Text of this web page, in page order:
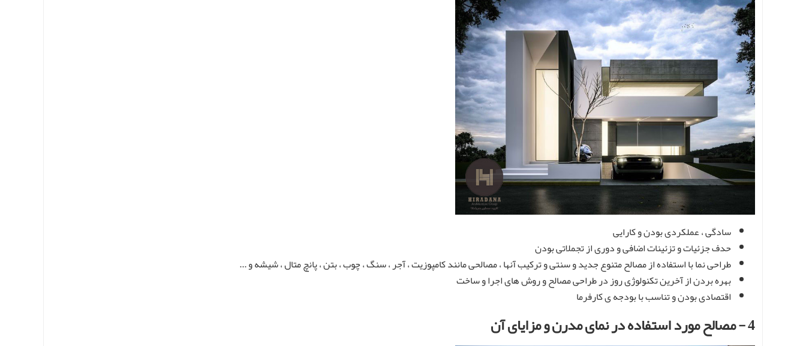
سادگی ، عملکردی بودن و کارایی
حدف جزئیات و تزئینات اضافی و دوری از تجملاتی بودن
طراحی نما با استفاده از مصالح متنوع جدید و سنتی و ترکیب آنها ، مصالحی مانند کامپوزیت ، آجر ، سنگ ، چوب ، بتن ، پانچ متال ، شیشه و ...
بهره بردن از آخرین تکنولوژی روز در طراحی مصالح و روش های اجرا و ساخت
اقتصادی بودن و تناسب با بودجه ی کارفرما
4 - مصالح مورد استفاده در نمای مدرن و مزایای آن